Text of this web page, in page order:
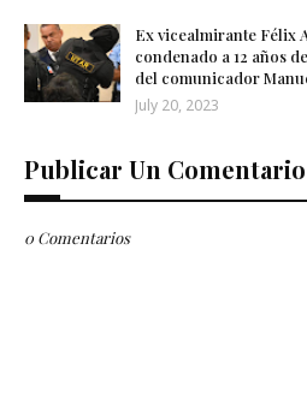
Ex vicealmirante Félix
condenado a 12 años
del comunicador
July 20, 2023
Publicar Un Comentario
0 Comentarios